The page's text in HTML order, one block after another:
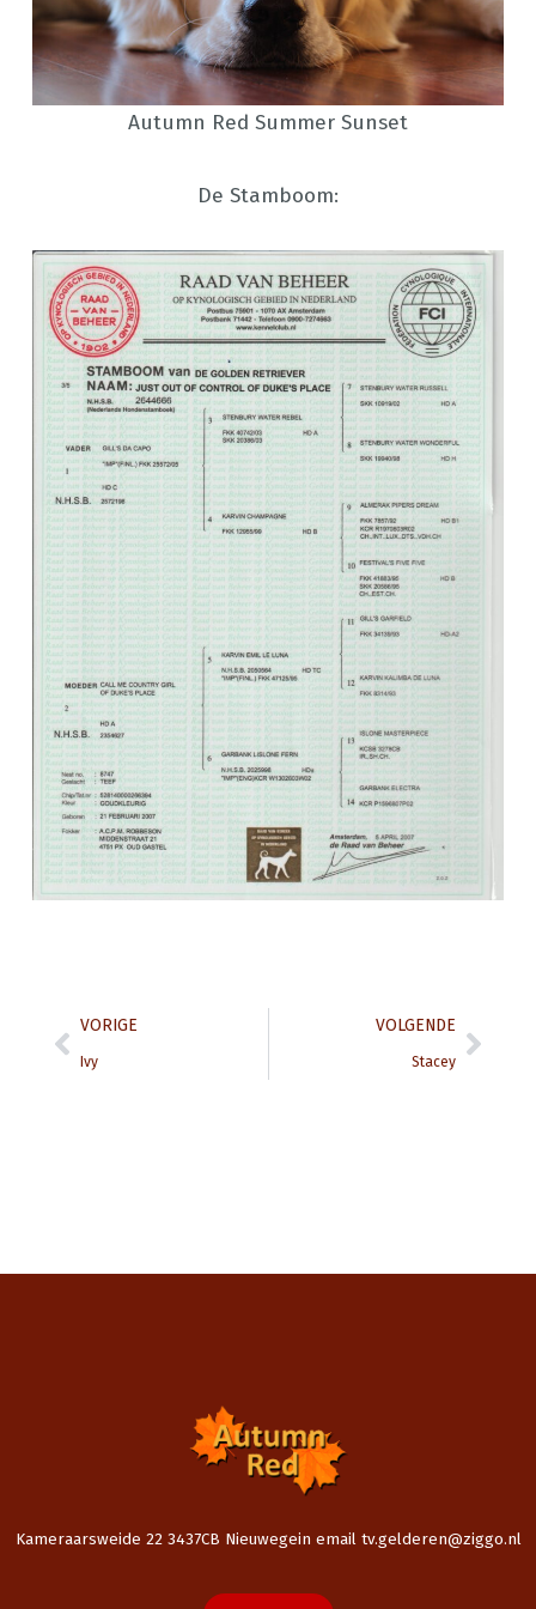
Autumn Red Summer Sunset
De Stamboom:
Prev
VORIGE
Ivy
VOLGENDE
Stacey
Next
Kameraarsweide 22 3437CB Nieuwegein email tv.gelderen@ziggo.nl